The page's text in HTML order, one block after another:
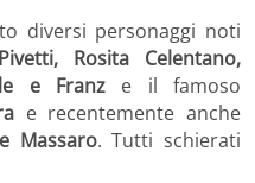
diversi personaggi noti
Rosita Celentano,
e Franz e il famoso
e recentemente anche
Massaro. Tutti schierati